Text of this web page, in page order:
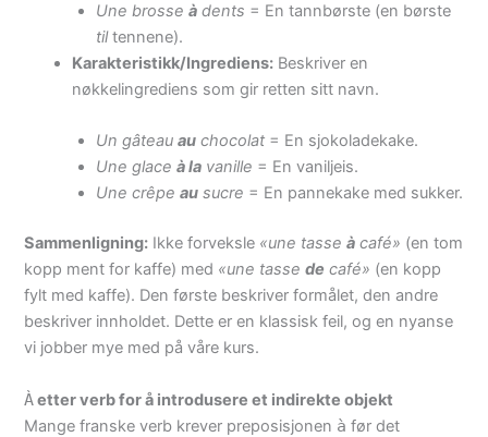
Une brosseà dents = En tannbørste (en børste
tiltennene).
Karakteristikk/Ingrediens: Beskriver en
nøkkelingrediens som gir retten sitt navn.
Un gâteauau chocolat = En sjokoladekake.
Une glaceà la vanille = En vaniljeis.
Une crêpeau sucre = En pannekake med sukker.
Sammenligning: Ikke forveksle «une tasseà café» (en tom
kopp ment for kaffe) med «une tassede café» (en kopp
fylt med kaffe). Den første beskriver formålet, den andre
beskriver innholdet. Dette er en klassisk feil, og en nyanse
vi jobber mye med på våre kurs.
Àetter verb for å introdusere et indirekte objekt
Mange franske verb krever preposisjonen à før det